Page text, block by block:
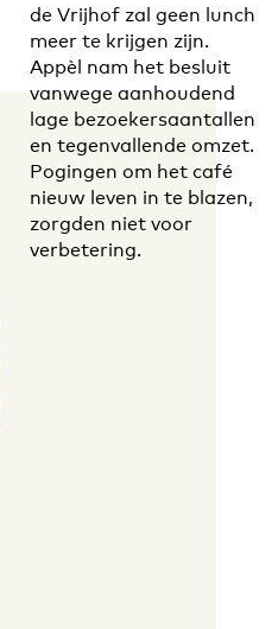
de Vrijhof zal geen lunch
meer te krijgen zijn.
Appèl nam het besluit
vanwege aanhoudend
lage bezoekersaantallen
en tegenvallende omzet.
Pogingen om het café
nieuw leven in te blazen,
zorgden niet voor
verbetering.